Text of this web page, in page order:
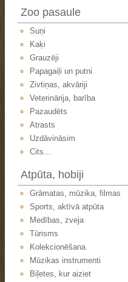
Zoo pasaule
Suņi
Kaķi
Grauzēji
Papagaiļi un putni
Zivtiņas, akvāriji
Veterinārija, barība
Pazaudēts
Atrasts
Uzdāvināsim
Cits...
Atpūta, hobiji
Grāmatas, mūzika, filmas
Sports, aktīvā atpūta
Medības, zveja
Tūrisms
Kolekcionēšana
Mūzikas instrumenti
Biļetes, kur aiziet